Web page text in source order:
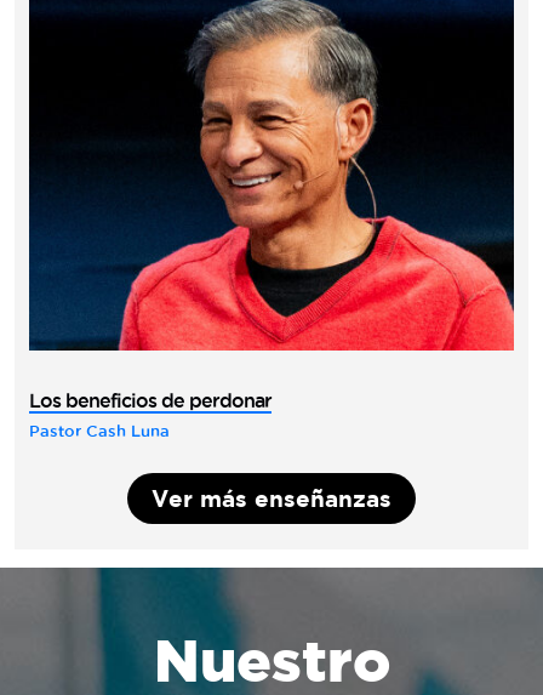
Los beneficios de perdonar
Pastor Cash Luna
Ver más enseñanzas
Nuestro